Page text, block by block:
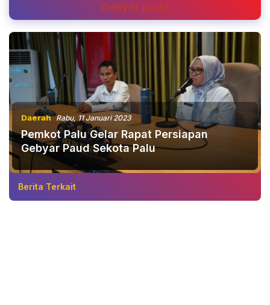
Gebyar paud
Daerah Rabu, 11 Januari 2023
Pemkot Palu Gelar Rapat Persiapan
Gebyar Paud Sekota Palu
Berita Terkait